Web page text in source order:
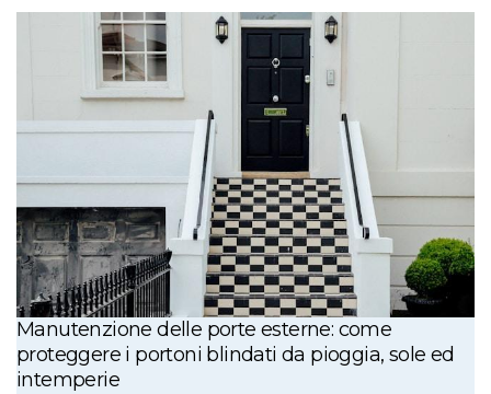
Manutenzione delle porte esterne: come
proteggere i portoni blindati da pioggia, sole ed
intemperie